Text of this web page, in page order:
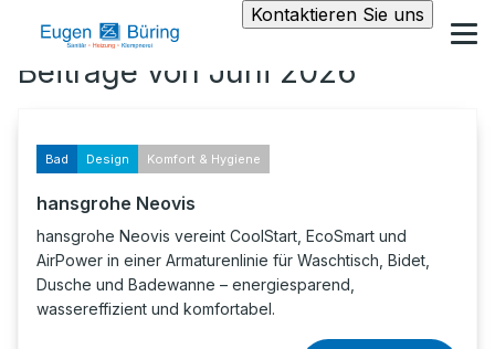
Kontaktieren Sie uns
Beiträge von Juni 2026
Bad Design Komfort & Hygiene
hansgrohe Neovis
hansgrohe Neovis vereint CoolStart, EcoSmart und
AirPower in einer Armaturenlinie für Waschtisch, Bidet,
Dusche und Badewanne – energiesparend,
wassereffizient und komfortabel.